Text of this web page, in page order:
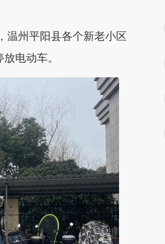
州平阳县各个新老小区
电动车。